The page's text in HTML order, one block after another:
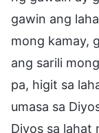
gawin ang
mong kamay,
ang sarili
pa, higit sa
umasa sa
Diyos sa lahat